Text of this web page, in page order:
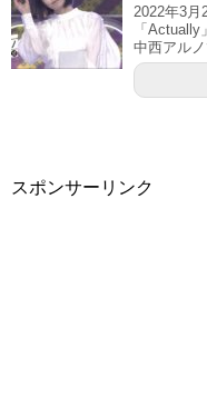
2022年3
「
中西アル
スポンサーリンク